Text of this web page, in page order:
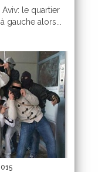
le quartier
gauche alors...